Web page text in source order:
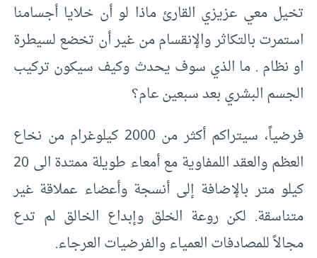
تخيل معي عزيزي القارئ ماذا لو أن خلايا أجسامنا
استمرت بالتكاثر والإنقسام من غير أن تخضع لسيطرة
او نظام . ما الذي سوف يحدث وكيف سيكون تركيب
الجسم البشري بعد سبعين عام؟
فرضياً، سيتراكم أكثر من 2000 كيلوغرام من نخاع
العظم والعقد اللمفاوية مع أمعاء طويلة ممتدة الى 20
كيلو متر بالإضافة إلى أنسجة وأعضاء عملاقة غير
متناسقة. لكن روعة الخلق وإبداع الخالق لم تدع
مجالاً للمصادفات العمياء والفرضيات العرجاء.